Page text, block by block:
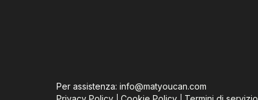
Per assistenza:info@matyoucan.com